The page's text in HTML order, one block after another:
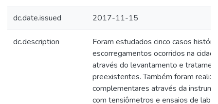
dc.date.issued 2017-11-15
dc.description
Foram estudados cinco casos
escorregamentos ocorridos na
através do levantamento e
preexistentes. Também foram
complementares através da
com tensiômetros e ensaios de